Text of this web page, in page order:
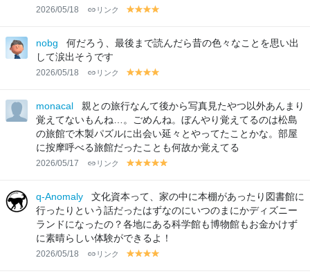
2026/05/18 リンク
y
lo
y
lo
y
lolo
nobg
何だろう、最後まで読んだら昔の色々なことを思い出
して涙出そうです
2026/05/18 リンク
y
lo
y
lo
w
y
lo
w
lo
w
monacal
親との旅行なんて後から写真見たやつ以外あんまり
覚えてないもんね…。ごめんね。ぼんやり覚えてるのは松島
の旅館で木製パズルに出会い延々とやってたことかな。部屋
に按摩呼べる旅館だったことも何故か覚えてる
2026/05/17 リンク
y
lo
y
lo
w
y
lo
w
y
w
lo
w
q-Anomaly
文化資本って、家の中に本棚があったり図書館に
行ったりという話だったはずなのにいつのまにかディズニー
ランドになったの？各地にある科学館も博物館もお金かけず
に素晴らしい体験ができるよ！
2026/05/18 リンク
y y y